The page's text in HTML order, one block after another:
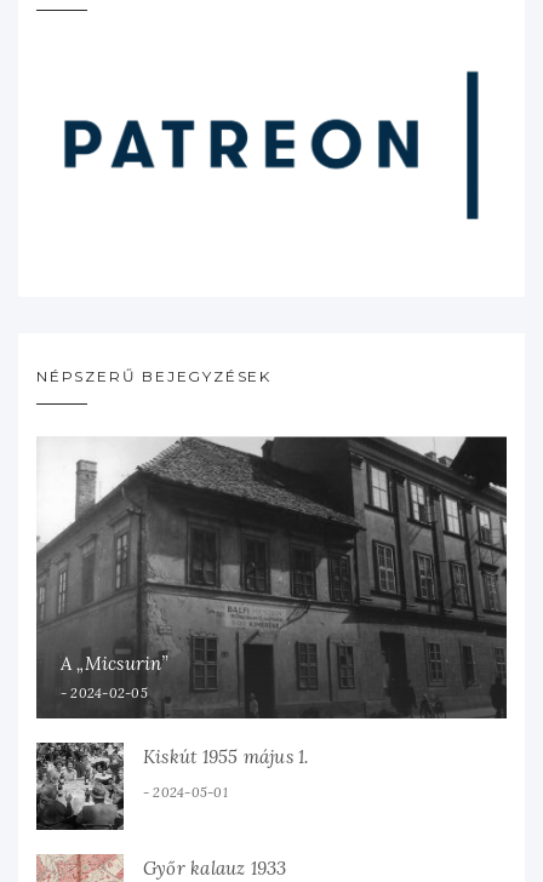
NÉPSZERŰ BEJEGYZÉSEK
A „Micsurin”
2024-02-05
Kiskút 1955 május 1.
2024-05-01
Győr kalauz 1933